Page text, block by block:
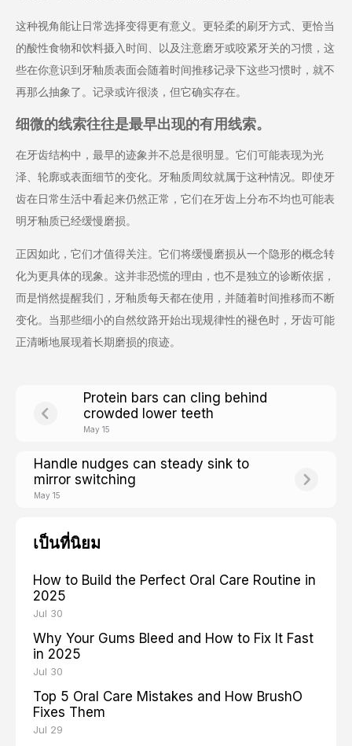
这种视角能让日常选择变得更有意义。更轻柔的刷牙方式、更恰当
的酸性食物和饮料摄入时间、以及注意磨牙或咬紧牙关的习惯，这
些在你意识到牙釉质表面会随着时间推移记录下这些习惯时，就不
再那么抽象了。记录或许很淡，但它确实存在。
细微的线索往往是最早出现的有用线索。
在牙齿结构中，最早的迹象并不总是很明显。它们可能表现为光
泽、轮廓或表面细节的变化。牙釉质周纹就属于这种情况。即使牙
齿在日常生活中看起来仍然正常，它们在牙齿上分布不均也可能表
明牙釉质已经缓慢磨损。
正因如此，它们才值得关注。它们将缓慢磨损从一个隐形的概念转
化为更具体的现象。这并非恐慌的理由，也不是独立的诊断依据，
而是悄然提醒我们，牙釉质每天都在使用，并随着时间推移而不断
变化。当那些细小的自然纹路开始出现规律性的褪色时，牙齿可能
正清晰地展现着长期磨损的痕迹。
Protein bars can cling behind
crowded lower teeth
May 15
Handle nudges can steady sink to
mirror switching
May 15
เป็นที่นิยม
How to Build the Perfect Oral Care Routine in
2025
Jul 30
Why Your Gums Bleed and How to Fix It Fast
in 2025
Jul 30
Top 5 Oral Care Mistakes and How BrushO
Fixes Them
Jul 29